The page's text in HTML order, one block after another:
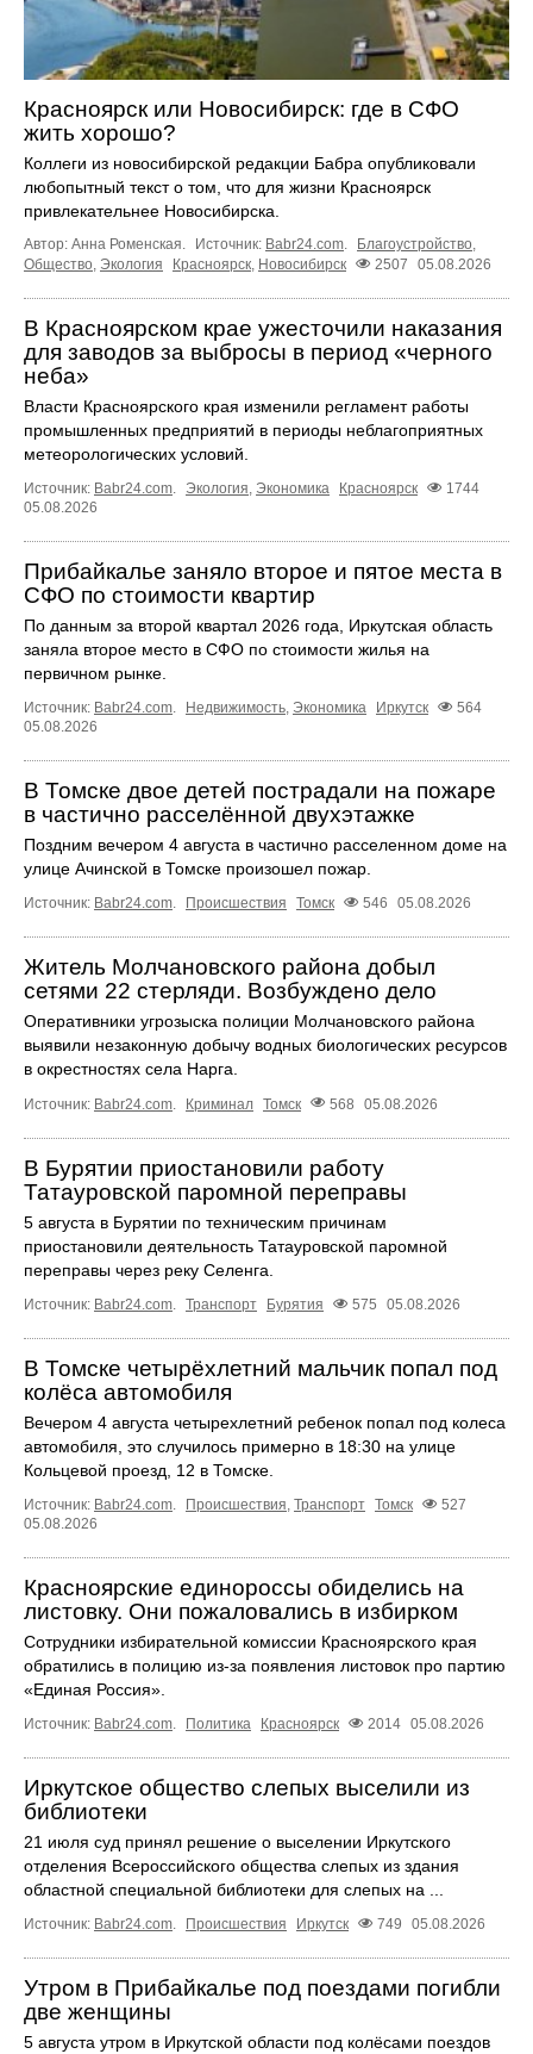
Красноярск или Новосибирск: где в СФО
жить хорошо?
Коллеги из новосибирской редакции Бабра опубликовали
любопытный текст о том, что для жизни Красноярск
привлекательнее Новосибирска.
Автор: Анна Роменская. Источник: Babr24.com. Благоустройство,
Общество, Экология Красноярск, Новосибирск 2507 05.08.2026
В Красноярском крае ужесточили наказания
для заводов за выбросы в период «черного
неба»
Власти Красноярского края изменили регламент работы
промышленных предприятий в периоды неблагоприятных
метеорологических условий.
Источник: Babr24.com. Экология, Экономика Красноярск
1744
05.08.2026
Прибайкалье заняло второе и пятое места в
СФО по стоимости квартир
По данным за второй квартал 2026 года, Иркутская область
заняла второе место в СФО по стоимости жилья на
первичном рынке.
Источник: Babr24.com. Недвижимость, Экономика Иркутск
564
05.08.2026
В Томске двое детей пострадали на пожаре
в частично расселённой двухэтажке
Поздним вечером 4 августа в частично расселенном доме на
улице Ачинской в Томске произошел пожар.
Источник: Babr24.com. Происшествия Томск 546 05.08.2026
Житель Молчановского района добыл
сетями 22 стерляди. Возбуждено дело
Оперативники угрозыска полиции Молчановского района
выявили незаконную добычу водных биологических ресурсов
в окрестностях села Нарга.
Источник: Babr24.com Криминал Томск 568 05.08.2026
В Бурятии приостановили работу
Татауровской паромной переправы
5 августа в Бурятии по техническим причинам
приостановили деятельность Татауровской паромной
переправы через реку Селенга.
Источник: Babr24.com Транспорт Бурятия 575 05.08.2026
В Томске четырёхлетний мальчик попал под
колёса автомобиля
Вечером 4 августа четырехлетний ребенок попал под колеса
автомобиля, это случилось примерно в 18:30 на улице
Кольцевой проезд, 12 в Томске.
Источник: Babr24.com Происшествия Транспорт Томск
527
05.08.2026
Красноярские единороссы обиделись на
листовку. Они пожаловались в избирком
Сотрудники избирательной комиссии Красноярского края
обратились в полицию из-за появления листовок про партию
«Единая Россия».
Источник: Babr24.com. Политика Красноярск 2014 05.08.2026
Иркутское общество слепых выселили из
библиотеки
21 июля суд принял решение о выселении Иркутского
отделения Всероссийского общества слепых из здания
областной специальной библиотеки для слепых на ...
Источник: Babr24.com. Происшествия Иркутск 749 05.08.2026
Утром в Прибайкалье под поездами погибли
две женщины
5 августа утром в Иркутской области под колёсами поездов